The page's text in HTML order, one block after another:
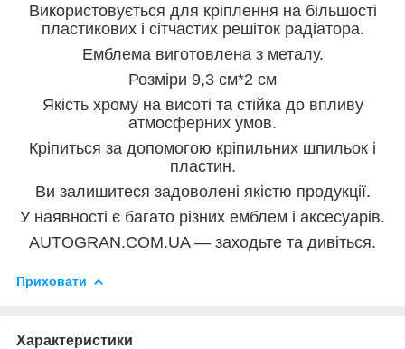
Використовується для кріплення на більшості
пластикових і сітчастих решіток радіатора.
Емблема виготовлена з металу.
Розміри 9,3 см*2 см
Якість хрому на висоті та стійка до впливу
атмосферних умов.
Кріпиться за допомогою кріпильних шпильок і
пластин.
Ви залишитеся задоволені якістю продукції.
У наявності є багато різних емблем і аксесуарів.
AUTOGRAN.COM.UA — заходьте та дивіться.
Приховати
Характеристики